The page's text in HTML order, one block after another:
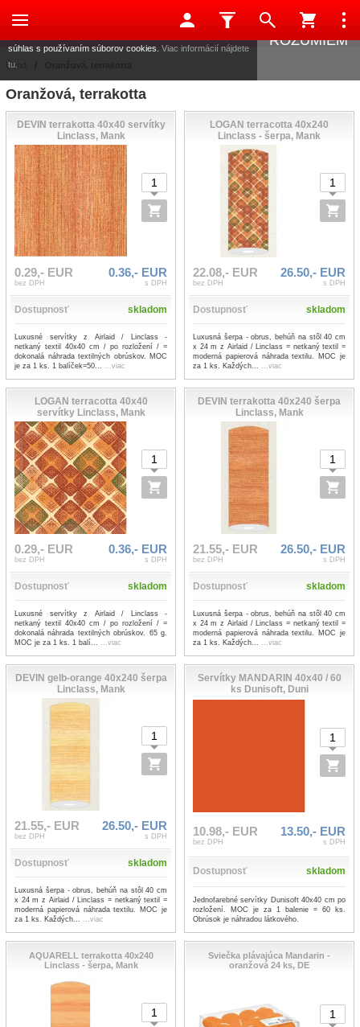
Úvod /
Oranžová, terrakotta
DEVIN terrakotta 40x40 servítky
Linclass, Mank
0.29,- EUR
bez DPH
0.36,- EUR
s DPH
Dostupnosť skladom
Luxusné servítky z Airlaid / Linclass -
netkaný textil 40x40 cm / po rozložení / =
dokonalá náhrada textilných obrúskov. MOC
je za 1 ks. 1 balíček=50... ...viac
LOGAN terracotta 40x240
Linclass - šerpa, Mank
22.08,- EUR
bez DPH
26.50,- EUR
s DPH
Dostupnosť skladom
Luxusná šerpa - obrus, behúň na stôl 40 cm
x 24 m z Airlaid / Linclass = netkaný textil =
moderná papierová náhrada textilu. MOC je
za 1 ks. Každých... ...viac
LOGAN terracotta 40x40
servítky Linclass, Mank
0.29,- EUR
bez DPH
0.36,- EUR
s DPH
Dostupnosť skladom
Luxusné servítky z Airlaid / Linclass -
netkaný textil 40x40 cm / po rozložení / =
dokonalá náhrada textilných obrúskov. 65 g.
MOC je za 1 ks. 1 balí... ...viac
DEVIN terrakotta 40x240 šerpa
Linclass, Mank
21.55,- EUR
bez DPH
26.50,- EUR
s DPH
Dostupnosť skladom
Luxusná šerpa - obrus, behúň na stôl 40 cm
x 24 m z Airlaid / Linclass = netkaný textil =
moderná papierová náhrada textilu. MOC je
za 1 ks. Každých... ...viac
DEVIN gelb-orange 40x240 šerpa
Linclass, Mank
21.55,- EUR
bez DPH
26.50,- EUR
s DPH
Dostupnosť skladom
Luxusná šerpa - obrus, behúň na stôl 40 cm
x 24 m z Airlaid / Linclass = netkaný textil =
moderná papierová náhrada textilu. MOC je
za 1 ks. Každých... ...viac
Servítky MANDARIN 40x40 / 60
ks Dunisoft, Duni
10.98,- EUR
bez DPH
13.50,- EUR
s DPH
Dostupnosť skladom
Jednofarebné servítky Dunisoft 40x40 cm po
rozložení. MOC je za 1 balenie = 60 ks.
Obrúsok je náhradou látkového.
AQUARELL terrakotta 40x240
Linclass - šerpa, Mank
Sviečka plávajúca Mandarin -
oranžová 24 ks, DE
Táto stránka používa súbory cookies, ktoré nám pomáhajú
súhlas s používaním súborov cookies. Viac informácií nájdete
tu.
ROZUMIEM